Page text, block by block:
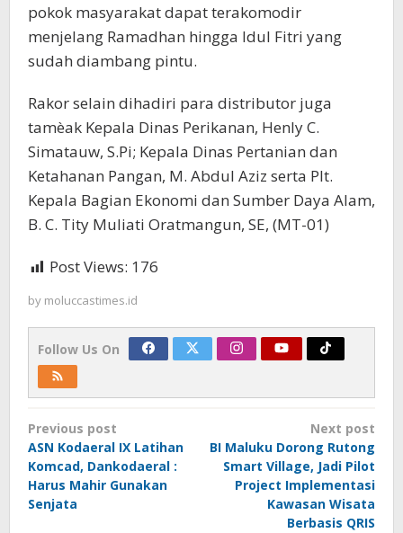
pokok masyarakat dapat terakomodir
menjelang Ramadhan hingga Idul Fitri yang
sudah diambang pintu.
Rakor selain dihadiri para distributor juga
tamèak Kepala Dinas Perikanan, Henly C.
Simatauw, S.Pi; Kepala Dinas Pertanian dan
Ketahanan Pangan, M. Abdul Aziz serta Plt.
Kepala Bagian Ekonomi dan Sumber Daya Alam,
B. C. Tity Muliati Oratmangun, SE, (MT-01)
Post Views: 176
by moluccastimes.id
Follow Us On
Post
navigation
Previous post
ASN Kodaeral IX Latihan
Komcad, Dankodaeral :
Harus Mahir Gunakan
Senjata
Next post
BI Maluku Dorong Rutong
Smart Village, Jadi Pilot
Project Implementasi
Kawasan Wisata
Berbasis QRIS